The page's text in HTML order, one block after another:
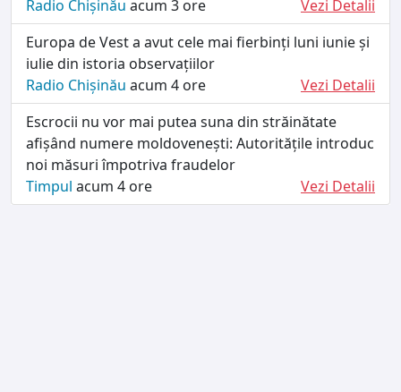
Radio Chișinău acum 3 ore
Vezi Detalii
Europa de Vest a avut cele mai fierbinți luni iunie și
iulie din istoria observațiilor
Radio Chișinău acum 4 ore
Vezi Detalii
Escrocii nu vor mai putea suna din străinătate
afișând numere moldovenești: Autoritățile introduc
noi măsuri împotriva fraudelor
Timpul acum 4 ore Vezi Detalii